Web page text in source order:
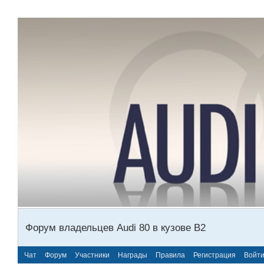
Форум владельцев Audi 80 в кузове В2
Чат Форум Участники Награды Правила Регистрация Войти